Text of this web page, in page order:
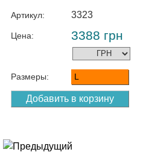
Артикул: 3323
Цена: 3388 грн
Размеры: L